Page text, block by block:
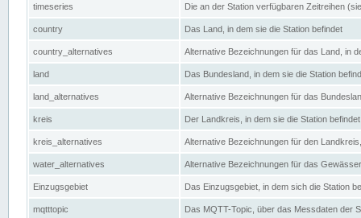
timeseries Die an der Station verfügbaren Zeitreihen
country Das Land, in dem sie die Station befindet
country_alternatives Alternative Bezeichnungen für das Land, in
land Das Bundesland, in dem sie die Station
land_alternatives Alternative Bezeichnungen für das
kreis Der Landkreis, in dem sie die Station befindet
kreis_alternatives Alternative Bezeichnungen für den
water_alternatives Alternative Bezeichnungen für das
Einzugsgebiet Das Einzugsgebiet, in dem sich die Station
mqtttopic Das MQTT-Topic, über das Messdaten der